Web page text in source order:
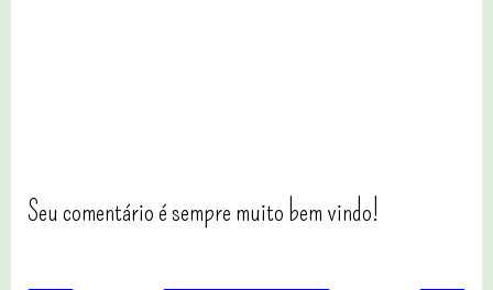
Seu comentário é sempre muito bem vindo!